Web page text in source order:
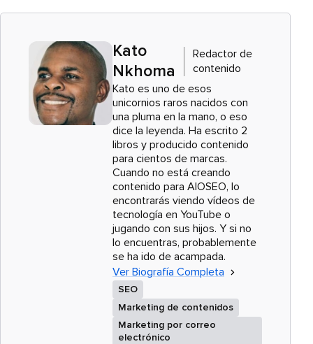
Kato
Nkhoma
Redactor de
contenido
Kato es uno de esos
unicornios raros nacidos con
una pluma en la mano, o eso
dice la leyenda. Ha escrito 2
libros y producido contenido
para cientos de marcas.
Cuando no está creando
contenido para AIOSEO, lo
encontrarás viendo vídeos de
tecnología en YouTube o
jugando con sus hijos. Y si no
lo encuentras, probablemente
se ha ido de acampada.
Ver Biografía Completa
SEO
Marketing de contenidos
Marketing por correo
electrónico